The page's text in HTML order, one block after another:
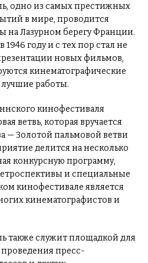
одно из самых престижных
в мире, проводится
на Лазурном берегу Франции.
году и с тех пор стал не
новых фильмов,
кинематографические
работы.
кинофестиваля
ветвь, которая вручается
— Золотой пальмовой ветви
делится на несколько
конкурсную программу,
и специальные
кинофестивале является
кинематографистов и
также служит площадкой для
проведения пресс-